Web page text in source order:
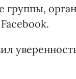
группы,